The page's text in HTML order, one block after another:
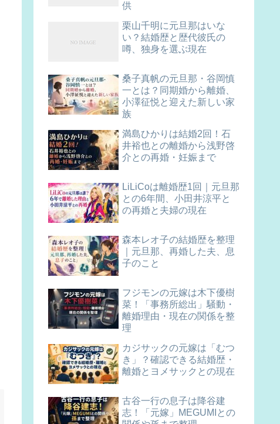
供
栗山千明に元旦那はいな
い？結婚歴と歴代彼氏の
噂、独身を選ぶ現在
桑子真帆の元旦那・谷岡慎
一とは？同期婚から離婚、
小澤征悦と迎えた新しい家
族
満島ひかりは結婚2回！石
井裕也との離婚から浅野啓
介との再婚・妊娠まで
LiLiCoは離婚歴1回｜元旦那
との6年間、小田井涼平と
の再婚と夫婦の現在
森本レオ子の結婚歴を整理
｜元旦那、再婚した夫、息
子のこと
フジモンの元嫁は木下優樹
菜！「事務所総出」騒動・
離婚理由・現在の関係を整
理
カジサックの元嫁は「むつ
き」？確認できる結婚歴・
離婚とヨメサックとの現在
古谷一行の息子は降谷建
志！「元嫁」MEGUMIとの